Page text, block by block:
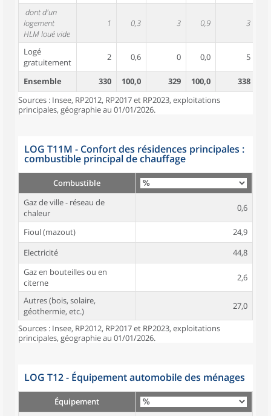
dont d'un
logement
HLM loué vide
1 0,3 3 0,9 3
Logé
gratuitement
2 0,6 0 0,0 5
Ensemble 330 100,0 329 100,0 338
Sources : Insee, RP2012, RP2017 et RP2023, exploitations
principales, géographie au 01/01/2026.
LOG T11M - Confort des résidences principales :
combustible principal de chauffage
Combustible
Gaz de ville - réseau de
chaleur
0,6
Fioul (mazout)
24,9
Electricité
44,8
Gaz en bouteilles ou en
citerne
2,6
Autres (bois, solaire,
géothermie, etc.)
27,0
Sources : Insee, RP2012, RP2017 et RP2023, exploitations
principales, géographie au 01/01/2026.
LOG T12 - Équipement automobile des ménages
Équipement